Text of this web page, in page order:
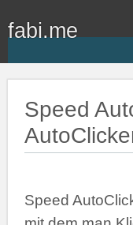
fabi.me
Speed
Speed